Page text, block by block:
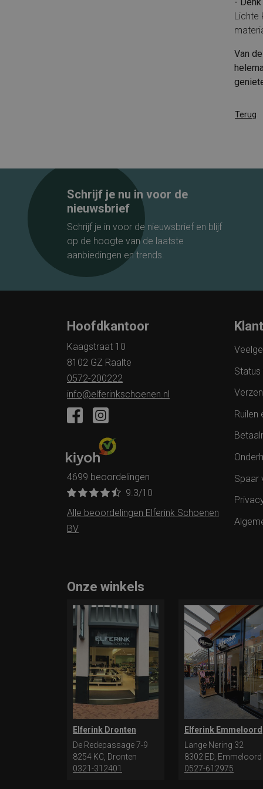
Lichte
Van
Terug
Schrijf je nu in voor de
nieuwsbrief
Schrijf je in voor de nieuwsbrief en blijf
op de hoogte van de laatste
aanbiedingen en trends.
Hoofdkantoor
Kaagstraat 10
8102 GZ Raalte
0572-200222
info@elferinkschoenen.nl
4699 beoordelingen
9.3/10
Alle beoordelingen Elferink Schoenen
BV
Status
Ruilen
Spaar
Onze winkels
Elferink Dronten
De Redepassage 7-9
8254 KC, Dronten
0321-312401
Elferink Emmeloord
Lange Nering 32
8302 ED, Emmeloord
0527-612975